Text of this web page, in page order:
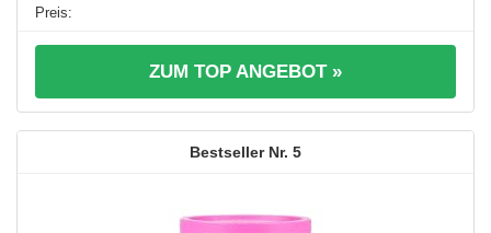
ZUM TOP ANGEBOT »
5